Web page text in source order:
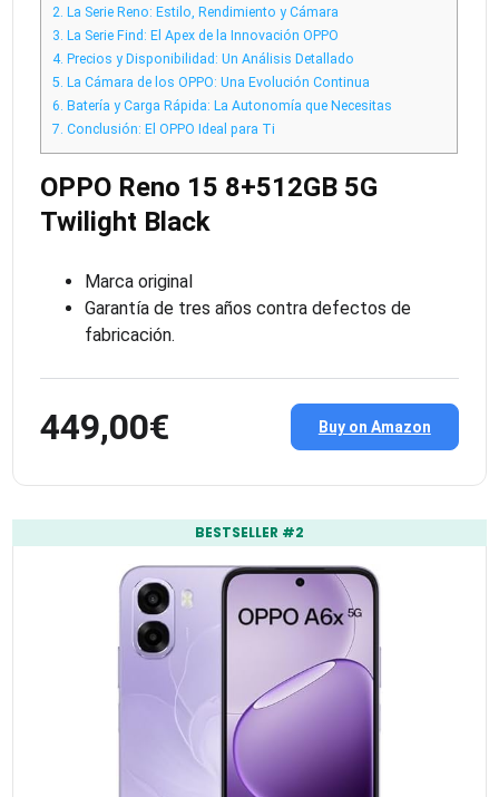
2. La Serie Reno: Estilo, Rendimiento y Cámara
3. La Serie Find: El Apex de la Innovación OPPO
4. Precios y Disponibilidad: Un Análisis Detallado
5. La Cámara de los OPPO: Una Evolución Continua
6. Batería y Carga Rápida: La Autonomía que Necesitas
7. Conclusión: El OPPO Ideal para Ti
OPPO Reno 15 8+512GB 5G
Twilight Black
Marca original
Garantía de tres años contra defectos de
fabricación.
449,00€ Buy on Amazon
BESTSELLER #2